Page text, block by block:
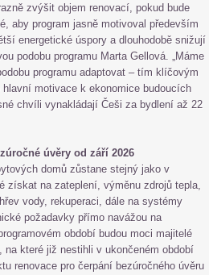
zvýšit objem renovací, pokud bude
aby program jasně motivoval především
energetické úspory a dlouhodobě snižují
podobu programu Marta Gellová. „Máme
programu adaptovat – tím klíčovým
motivace k ekonomice budoucích
chvíli vynakládají Češi za bydlení až 22
úvěry od září 2026
domů zůstane stejný jako v
získat na zateplení, výměnu zdrojů tepla,
vody, rekuperaci, dále na systémy
požadavky přímo navážou na
období budou moci majitelé
na které již nestihli v ukončeném období
renovace pro čerpání bezúročného úvěru